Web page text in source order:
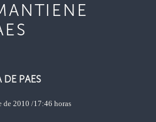
DE PAES
de 2010 /17:46 horas